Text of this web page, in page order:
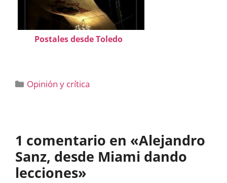
Postales desde Toledo
Categorías
Opinión y crítica
1 comentario en «Alejandro
Sanz, desde Miami dando
lecciones»